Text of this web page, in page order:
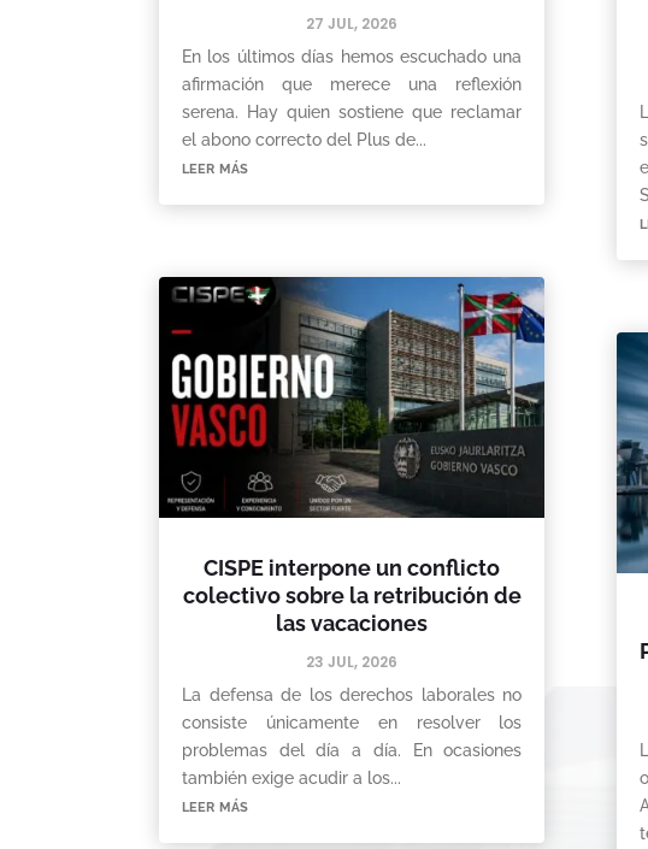
27 JUL, 2026
En los últimos días hemos escuchado una
afirmación que merece una reflexión
serena. Hay quien sostiene que reclamar
el abono correcto del Plus de...
leer más
CISPE interpone un conflicto
colectivo sobre la retribución de
las vacaciones
23 JUL, 2026
La defensa de los derechos laborales no
consiste únicamente en resolver los
problemas del día a día. En ocasiones
también exige acudir a los...
leer más